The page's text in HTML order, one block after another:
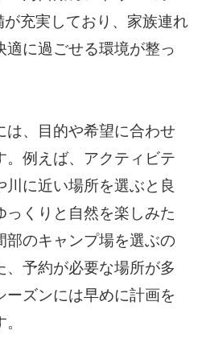
充実しており、家族連れ
適に過ごせる環境が整っ
は、目的や希望に合わせ
。例えば、アクティビテ
川に近い場所を選ぶと良
っくりと自然を楽しみた
部のキャンプ場を選ぶの
、予約が必要な場所が多
ーズンには早めに計画を